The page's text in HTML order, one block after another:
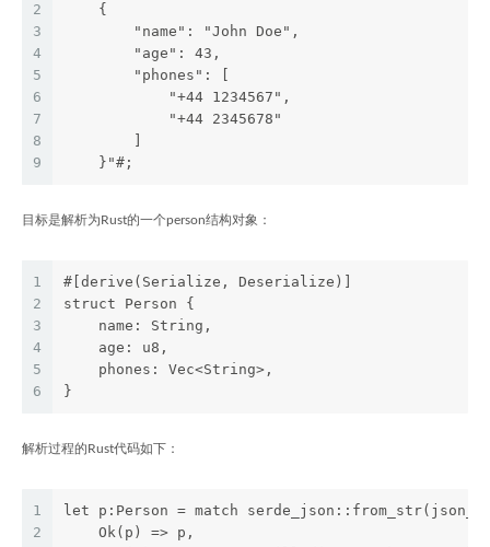
2
3
4
5
6
7
8
9
    {
        "name": "John Doe",
        "age": 43,
        "phones": [
            "+44 1234567",
            "+44 2345678"
    }"#;
目标是解析为Rust的一个person结构对象：
1
2
3
4
5
6
#[derive(Serialize, Deserialize)]
struct Person {
    name: String,
    age: u8,
    phones: Vec<String>,
}
解析过程的Rust代码如下：
1
2
let p:Person = match
    Ok(p) => p,